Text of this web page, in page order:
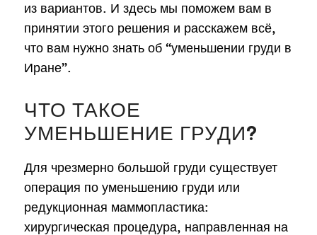
из вариантов. И здесь мы поможем вам в
принятии этого решения и расскажем всё,
что вам нужно знать об “уменьшении груди в
Иране”.
ЧТО ТАКОЕ
УМЕНЬШЕНИЕ ГРУДИ?
Для чрезмерно большой груди существует
операция по уменьшению груди или
редукционная маммопластика:
хирургическая процедура, направленная на